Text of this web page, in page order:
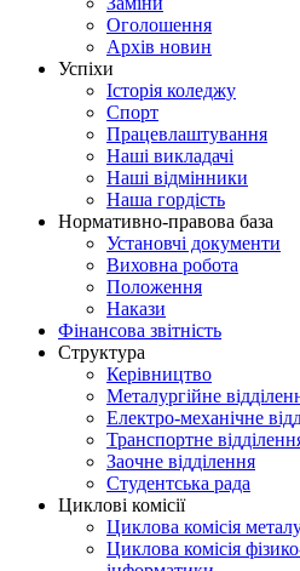
Оголошення
Архів новин
Успіхи
Історія коледжу
Спорт
Працевлаштування
Наші викладачі
Наші відмінники
Наша гордість
Нормативно-правова база
Установчі документи
Виховна робота
Положення
Накази
Фінансова звітність
Структура
Керівництво
Металургійне
Електро-механічне
Транспортне
Заочне відділення
Студентська рада
Циклові комісії
Циклова комісія
Циклова комісія